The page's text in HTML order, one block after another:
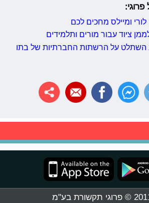
ומיילס מחכים לכם
ציוד עבור מורים ותלמידים
השתלט על הרשתות החברתיות של בתו
בע"מ